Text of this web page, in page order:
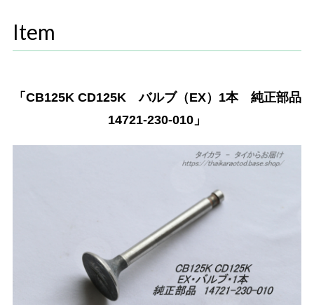
Item
「CB125K CD125K バルブ（EX）1本 純正部品
14721-230-010」